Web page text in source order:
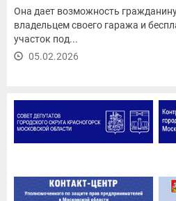
Она дает возможность
владельцем своего гаража и
участок под...
05.02.2026